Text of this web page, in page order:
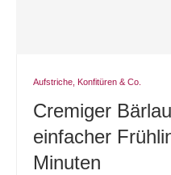
Aufstriche, Konfitüren & Co.
Cremiger
einfacher
Minuten